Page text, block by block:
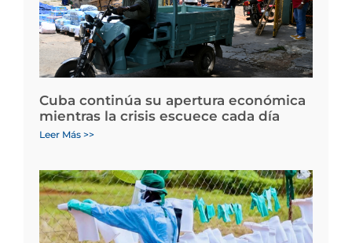
Cuba continúa su apertura económica
mientras la crisis escuece cada día
Leer Más >>